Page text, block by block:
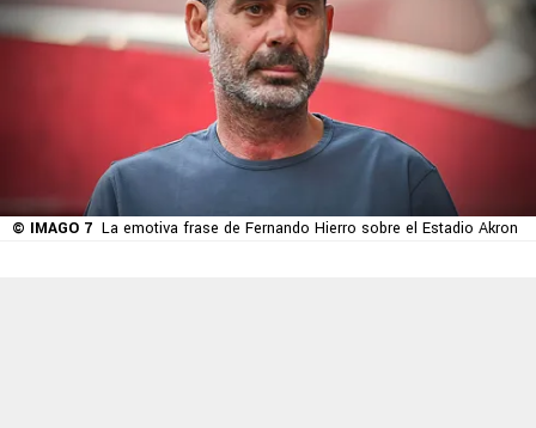
© IMAGO 7 La emotiva frase de Fernando Hierro sobre el Estadio Akron